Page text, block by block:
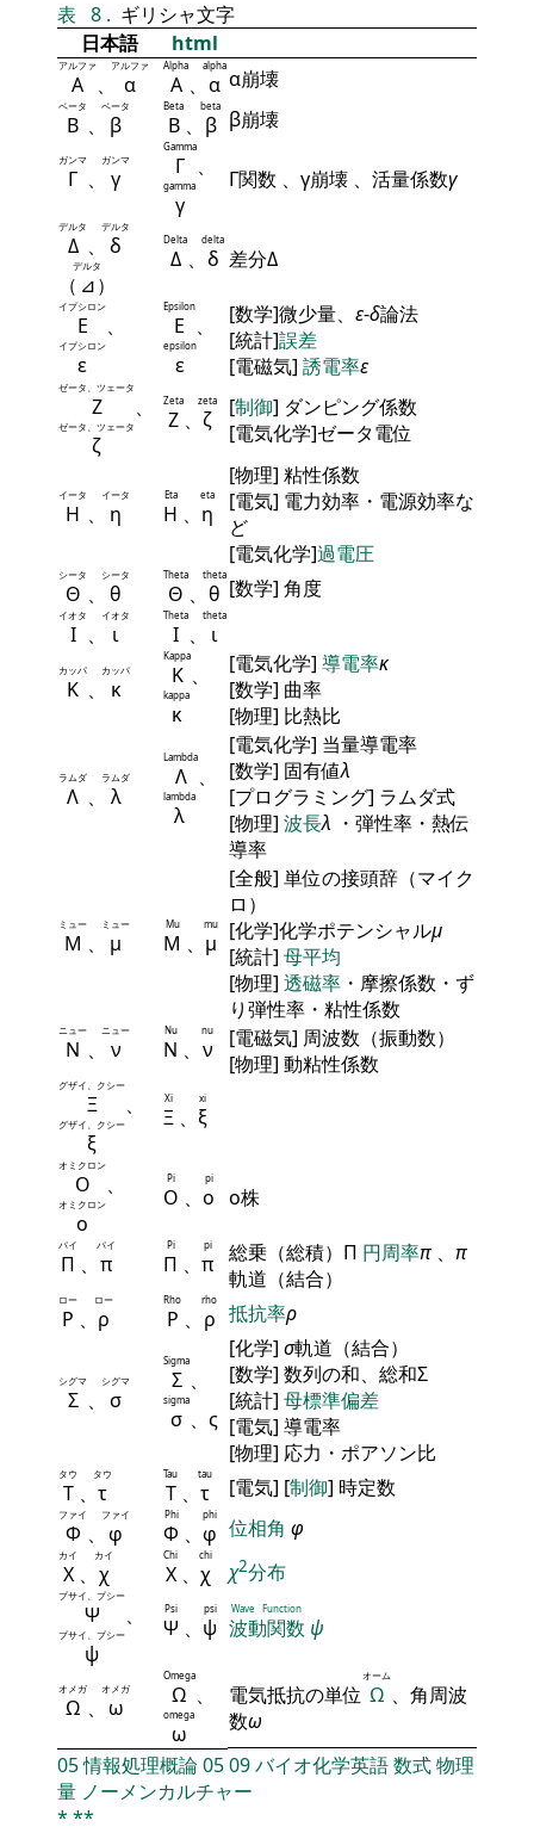
表 8 . ギリシャ文字
日本語
html
Α
アルファ
、 α
アルファ
Α
Alpha
、 α
alpha
α崩壊
Β
ベータ
、 β
ベータ
Β
Beta
、 β
beta
β崩壊
Γ
ガンマ
、 γ
ガンマ Γ
Gamma
、
γ
gamma Γ関数 、γ崩壊 、活量係数γ
Δ
デルタ
、 δ
デルタ
（ ⊿
デルタ
）
Δ
Delta
、 δ
delta
差分Δ
Ε
イプシロン
、
ε
イプシロン
Ε
Epsilon
、
ε
epsilon
[数学]微少量、 ε-δ論法
[統計]誤差
[電磁気] 誘電率ε
Ζ
ゼータ、ツェータ
、
ζ
ゼータ、ツェータ Ζ
Zeta
、 ζ
zeta [制御] ダンピング係数
[電気化学]ゼータ電位
Η
イータ
、 η
イータ
Η
Eta
、 η
eta
[物理] 粘性係数
[電気] 電力効率・電源効率な
ど
[電気化学]過電圧
Θ
シータ
、 θ
シータ
Θ
Theta
、 θ
theta
[数学] 角度
Ι
イオタ
、 ι
イオタ
Ι
Theta
、 ι
theta
Κ
カッパ
、 κ
カッパ Κ
Kappa
、
κ
kappa
[電気化学] 導電率κ
[数学] 曲率
[物理] 比熱比
Λ
ラムダ
、 λ
ラムダ Λ
Lambda
、
λ
lambda
[電気化学] 当量導電率
[数学] 固有値λ
[プログラミング] ラムダ式
[物理] 波長λ ・弾性率・熱伝
導率
Μ
ミュー
、 μ
ミュー
Μ
Mu
、 μ
mu
[全般] 単位の接頭辞（マイク
ロ）
[化学]化学ポテンシャルμ
[統計] 母平均
[物理] 透磁率 ・摩擦係数・ず
り弾性率・粘性係数
Ν
ニュー
、 ν
ニュー
Ν
Nu
、 ν
nu
[電磁気] 周波数（振動数）
[物理] 動粘性係数
Ξ
グザイ、クシー
、
ξ
グザイ、クシー Ξ
Xi
、 ξ
xi
Ο
オミクロン
、
ο
オミクロン Ο
Pi
、 ο
pi
ο株
Π
パイ
、 π
パイ
Π
Pi
、 π
pi 総乗（総積）Π 円周率π 、 π
軌道（結合）
Ρ
ロー
、 ρ
ロー
Ρ
Rho
、 ρ
rho
抵抗率ρ
Σ
シグマ
、 σ
シグマ Σ
Sigma
、
σ
sigma
、ς
[化学] σ軌道（結合）
[数学] 数列の和、総和Σ
[統計] 母標準偏差
[電気] 導電率
[物理] 応力・ポアソン比
Τ
タウ
、 τ
タウ
Τ
Tau
、 τ
tau
[電気] [制御] 時定数
Φ
ファイ
、 φ
ファイ
Φ
Phi
、 φ
phi
位相角 φ
Χ
カイ
、 χ
カイ
Χ
Chi
、 χ
chi
χ2分布
Ψ
プサイ、プシー
、
ψ
プサイ、プシー Ψ
Psi
、 ψ
psi
波動関数
Wave Function
ψ
Ω
オメガ
、 ω
オメガ Ω
Omega
、
ω
omega
電気抵抗の単位 Ω
オーム
、角周波
数ω
05情報処理概論0509バイオ化学英語数式物理
量 ノーメンカルチャー
* **